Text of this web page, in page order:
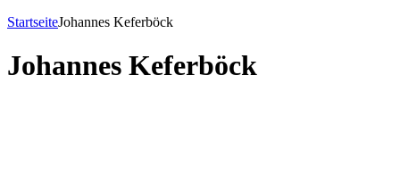
StartseiteJohannes Keferböck
Johannes Keferböck